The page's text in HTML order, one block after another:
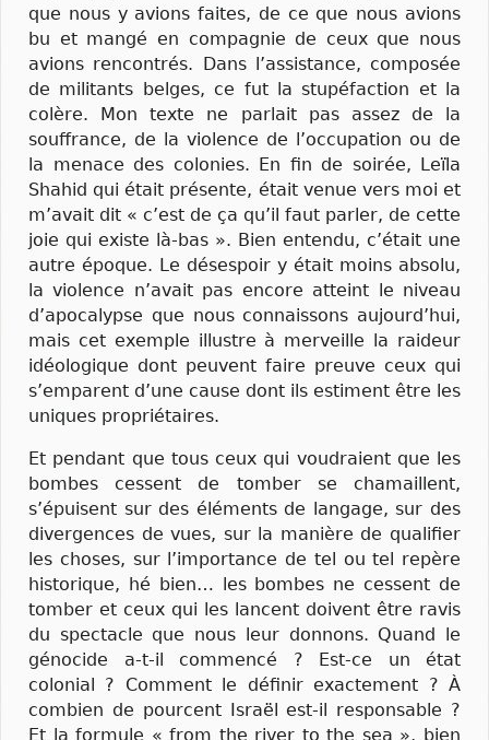
que nous y avions faites, de ce que nous avions
bu et mangé en compagnie de ceux que nous
avions rencontrés. Dans l’assistance, composée
de militants belges, ce fut la stupéfaction et la
colère. Mon texte ne parlait pas assez de la
souffrance, de la violence de l’occupation ou de
la menace des colonies. En fin de soirée, Leïla
Shahid qui était présente, était venue vers moi et
m’avait dit « c’est de ça qu’il faut parler, de cette
joie qui existe là-bas ». Bien entendu, c’était une
autre époque. Le désespoir y était moins absolu,
la violence n’avait pas encore atteint le niveau
d’apocalypse que nous connaissons aujourd’hui,
mais cet exemple illustre à merveille la raideur
idéologique dont peuvent faire preuve ceux qui
s’emparent d’une cause dont ils estiment être les
uniques propriétaires.
Et pendant que tous ceux qui voudraient que les
bombes cessent de tomber se chamaillent,
s’épuisent sur des éléments de langage, sur des
divergences de vues, sur la manière de qualifier
les choses, sur l’importance de tel ou tel repère
historique, hé bien… les bombes ne cessent de
tomber et ceux qui les lancent doivent être ravis
du spectacle que nous leur donnons. Quand le
génocide a-t-il commencé ? Est-ce un état
colonial ? Comment le définir exactement ? À
combien de pourcent Israël est-il responsable ?
Et la formule « from the river to the sea », bien